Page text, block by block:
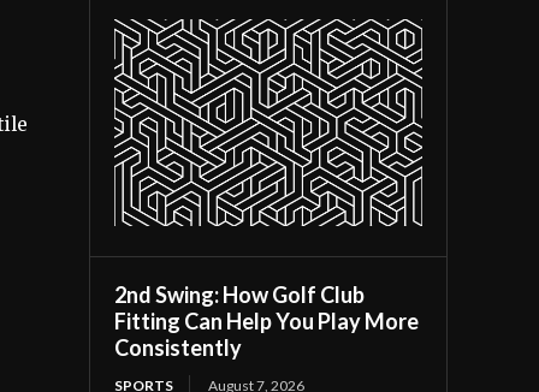
2nd Swing: How Golf Club
Fitting Can Help You Play More
Consistently
SPORTS August 7, 2026